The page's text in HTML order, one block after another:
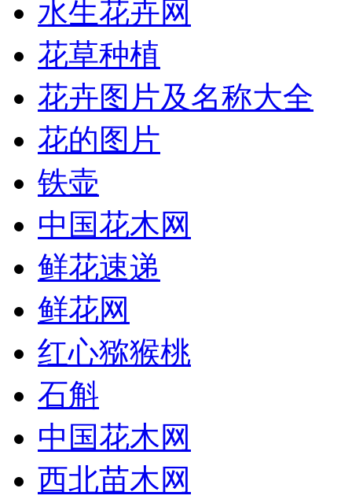
水生花卉网
花草种植
花卉图片及名称大全
花的图片
铁壶
中国花木网
鲜花速递
鲜花网
红心猕猴桃
石斛
中国花木网
西北苗木网